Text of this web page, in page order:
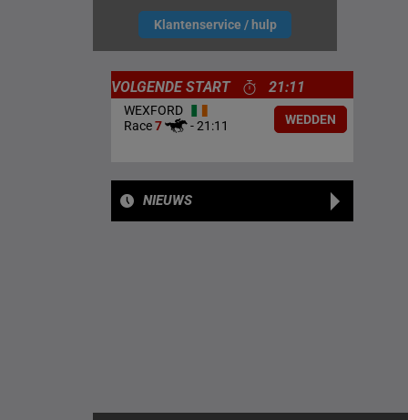
Klantenservice / hulp
VOLGENDE START 21:11
WEXFORD
Race7 -21:11 WEDDEN
NIEUWS